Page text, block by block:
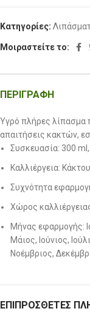
Κατηγορίες:
Μοιραστείτε το:
ΠΕΡΙΓΡΑΦΉ
Υγρό πλήρες λίπασμα
απαιτήσεις κακτών,
Συσκευασία: 300
Καλλιέργεια:
Συχνότητα
Χώρος
Μήνας εφαρμογής:
Μάιος, Ιούνιος,
Νοέμβριος,
ΕΠΙΠΡΌΣΘΕΤΕΣ